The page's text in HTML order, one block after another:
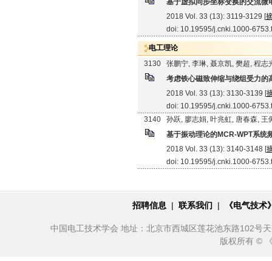
基于虚拟同步坐标变换的交流微
2018 Vol. 33 (13): 3119-3129 [
doi: 10.19595/j.cnki.1000-
电工理论
3130
张鹏宁, 李琳, 聂京凯, 樊超, 程志
考虑铁心磁致伸缩与绕组受力的
2018 Vol. 33 (13): 3130-3139 [
doi: 10.19595/j.cnki.1000-
3140
孙跃, 廖志娟, 叶兆虹, 唐春森, 王
基于振动理论的MCR-WPT系统
2018 Vol. 33 (13): 3140-3148 [
doi: 10.19595/j.cnki.1000-
招聘信息 | 联系我们 | 《电气技
中国电工技术学会 地址：北京市西城区莲花池东路102号
版权所有 ©